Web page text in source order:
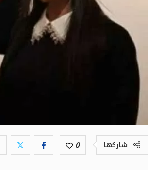
شاركها 0